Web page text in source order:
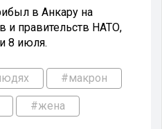
в Анкару на
и правительств НАТО,
8 июля.
#макрон
#жена